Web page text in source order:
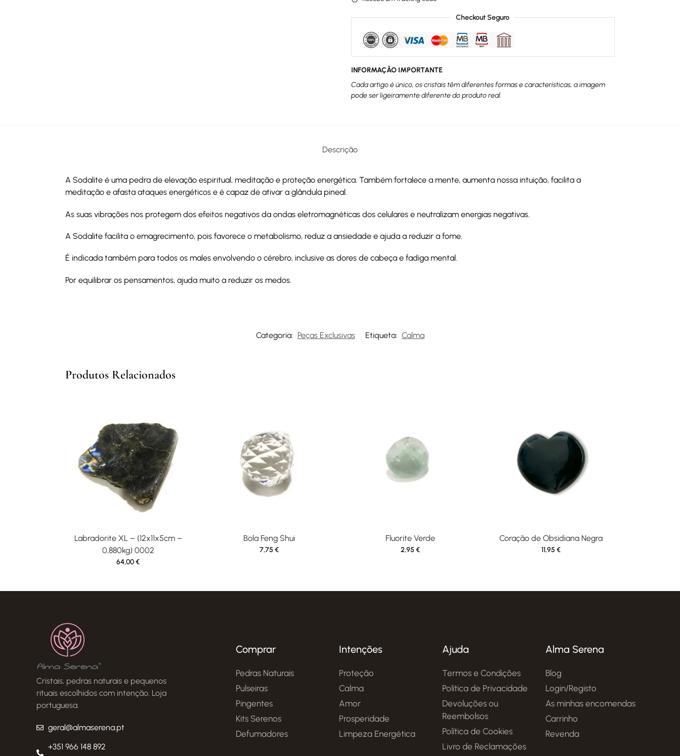
Checkout Seguro
INFORMAÇÃO IMPORTANTE
Cada artigo é único, os cristais têm diferentes formas e características, a imagem
pode ser ligeiramente diferente do produto real.
Descrição
A Sodalite é uma pedra de elevação espiritual, meditação e proteção energética. Também fortalece a mente, aumenta nossa intuição, facilita a
meditação e afasta ataques energéticos e é capaz de ativar a glândula pineal.
As suas vibrações nos protegem dos efeitos negativos da ondas eletromagnéticas dos celulares e neutralizam energias negativas.
A Sodalite facilita o emagrecimento, pois favorece o metabolismo, reduz a ansiedade e ajuda a reduzir a fome.
É indicada também para todos os males envolvendo o cérebro, inclusive as dores de cabeça e fadiga mental.
Por equilibrar os pensamentos, ajuda muito a reduzir os medos.
Categoria: Peças Exclusivas Etiqueta: Calma
Produtos Relacionados
Labradorite XL – (12x11x5cm –
0,880kg) 0002
64,00€
Bola Feng Shui
7,75 €
Fluorite Verde
2,95 €
Coração de Obsidiana Negra
11,95€
Cristais, pedras naturais e pequenos
rituais escolhidos com intenção. Loja
portuguesa.
geral@almaserena.pt
+351 966 148 892
Comprar
Pedras Naturais
Pulseiras
Pingentes
Kits Serenos
Defumadores
Intenções
Proteção
Calma
Amor
Prosperidade
Limpeza Energética
Ajuda
Termos e Condições
Política de Privacidade
Devoluções ou
Reembolsos
Política de Cookies
Livro de Reclamações
Alma Serena
Blog
Login/Registo
As minhas encomendas
Carrinho
Revenda